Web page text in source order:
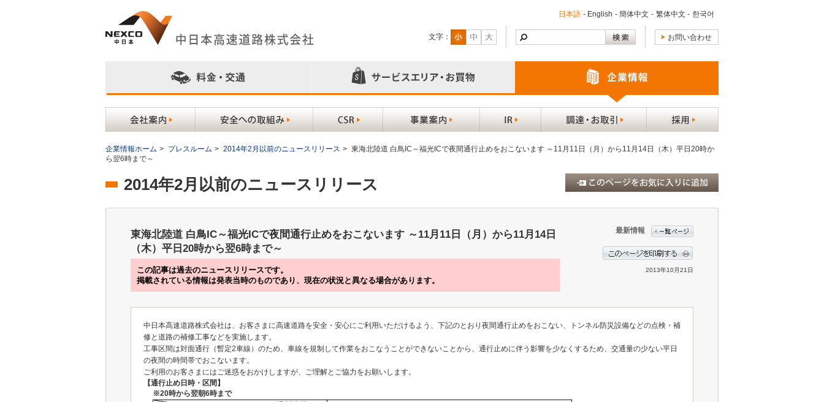
日本語 - English - 簡体中文 - 繁体中文 - 한국어
文字： お問い合わせ
企業情報ホーム > プレスルーム > 2014年2月以前のニュースリリース > 東海北陸道 白鳥IC～福光ICで夜間通行止めをおこないます ～11月11日（月）から11月14日（木）平日20時か
ら翌6時まで～
2014年2月以前のニュースリリース
東海北陸道 白鳥IC～福光ICで夜間通行止めをおこないます ～11月11日（月）から11月14日
（木）平日20時から翌6時まで～
この記事は過去のニュースリリースです。
掲載されている情報は発表当時のものであり、現在の状況と異なる場合があります。
最新情報
2013年10月21日
中日本高速道路株式会社は、お客さまに高速道路を安全・安心にご利用いただけるよう、下記のとおり夜間通行止めをおこない、トンネル防災設備などの点検・補
修と道路の補修工事などを実施します。
工事区間は対面通行（暫定2車線）のため、車線を規制して作業をおこなうことができないことから、通行止めに伴う影響を少なくするため、交通量の少ない平日
の夜間の時間帯でおこないます。
ご利用のお客さまにはご迷惑をおかけしますが、ご理解とご協力をお願いします。
【通行止め日時・区間】
※20時から翌朝6時まで